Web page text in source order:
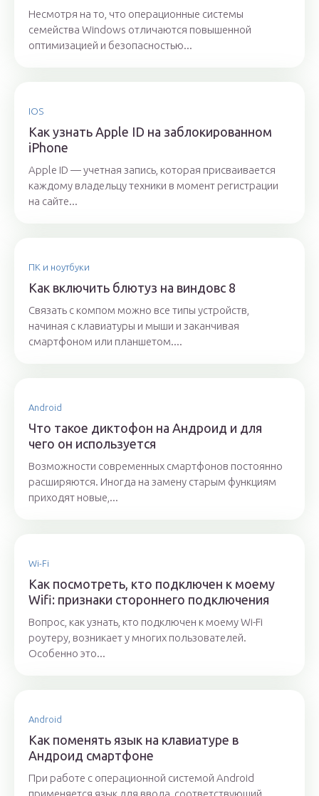
Несмотря на то, что операционные системы
семейства Windows отличаются повышенной
оптимизацией и безопасностью...
IOS
Как узнать Apple ID на заблокированном
iPhone
Apple ID — учетная запись, которая присваивается
каждому владельцу техники в момент регистрации
на сайте...
ПК и ноутбуки
Как включить блютуз на виндовс 8
Связать с компом можно все типы устройств,
начиная с клавиатуры и мыши и заканчивая
смартфоном или планшетом....
Android
Что такое диктофон на Андроид и для
чего он используется
Возможности современных смартфонов постоянно
расширяются. Иногда на замену старым функциям
приходят новые,...
Wi-Fi
Как посмотреть, кто подключен к моему
Wifi: признаки стороннего подключения
Вопрос, как узнать, кто подключен к моему Wi-Fi
роутеру, возникает у многих пользователей.
Особенно это...
Android
Как поменять язык на клавиатуре в
Андроид смартфоне
При работе с операционной системой Android